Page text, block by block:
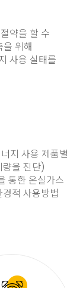
약을 할 수
위해
사용 실태를
지 사용 제품별
을 진단)
통한 온실가스
적 사용방법